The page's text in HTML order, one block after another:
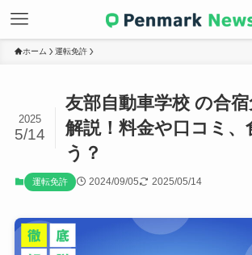
ホーム 運転免許
友部自動車学校 の合
解説！料金や口コミ、
う？
2025
5/14
運転免許 2024/09/05 2025/05/14